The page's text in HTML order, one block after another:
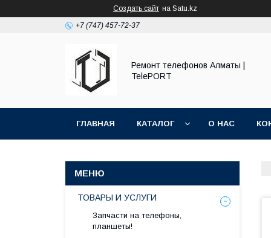
Создать сайт на Satu.kz
+7 (747) 457-72-37
Ремонт телефонов Алматы |
TelePORT
ГЛАВНАЯ КАТАЛОГ О НАС
ТОВАРЫ И УСЛУГИ
Запчасти на телефоны,
планшеты!